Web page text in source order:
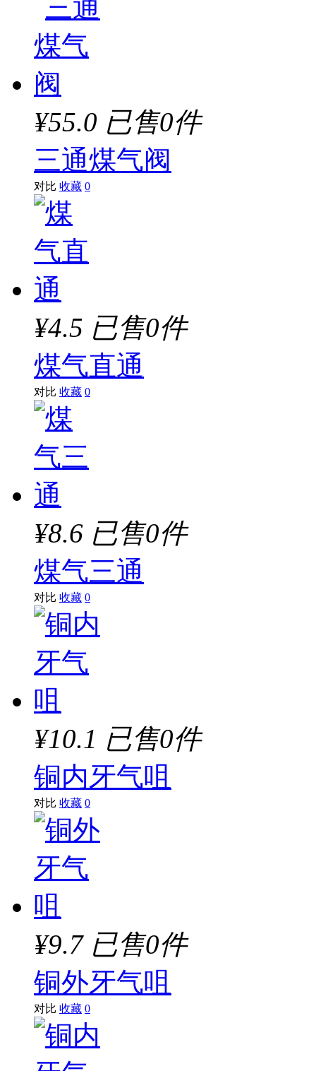
¥55.0 已售0件
三通煤气阀
对比 收藏 0
¥4.5 已售0件
煤气直通
对比 收藏 0
¥8.6 已售0件
煤气三通
对比 收藏 0
¥10.1 已售0件
铜内牙气咀
对比 收藏 0
¥9.7 已售0件
铜外牙气咀
对比 收藏 0